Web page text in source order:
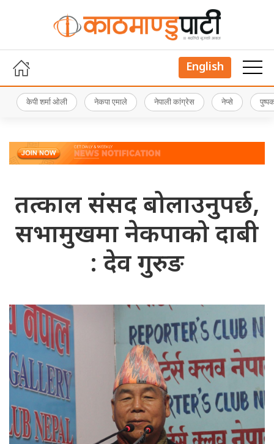
English
केपी शर्मा ओली नेकपा एमाले नेपाली कांग्रेस नेप्से
तत्काल संसद बोलाउनुपर्छ,
सभामुखमा नेकपाको दाबी
: देव गुरुङ